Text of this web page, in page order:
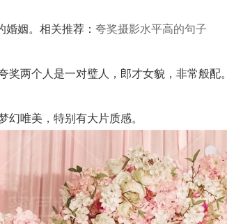
姻。相关推荐： 夸奖摄影水平高的句子
两个人是一对璧人，郎才女貌，非常般配。
唯美，特别有大片质感。